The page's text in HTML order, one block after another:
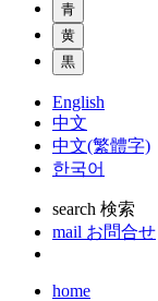
青
黄
黒
English
中文
中文(繁體字)
한국어
search 検索
mail お問合せ
home